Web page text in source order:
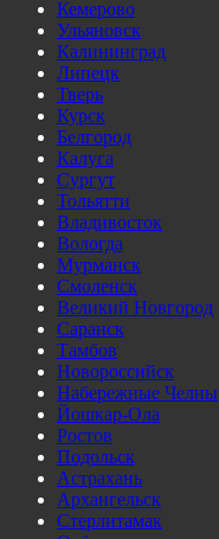
Кемерово
Ульяновск
Калининград
Липецк
Тверь
Курск
Белгород
Калуга
Сургут
Тольятти
Владивосток
Вологда
Мурманск
Смоленск
Великий Новгород
Саранск
Тамбов
Новороссийск
Набережные Челны
Йошкар-Ола
Ростов
Подольск
Астрахань
Архангельск
Стерлитамак